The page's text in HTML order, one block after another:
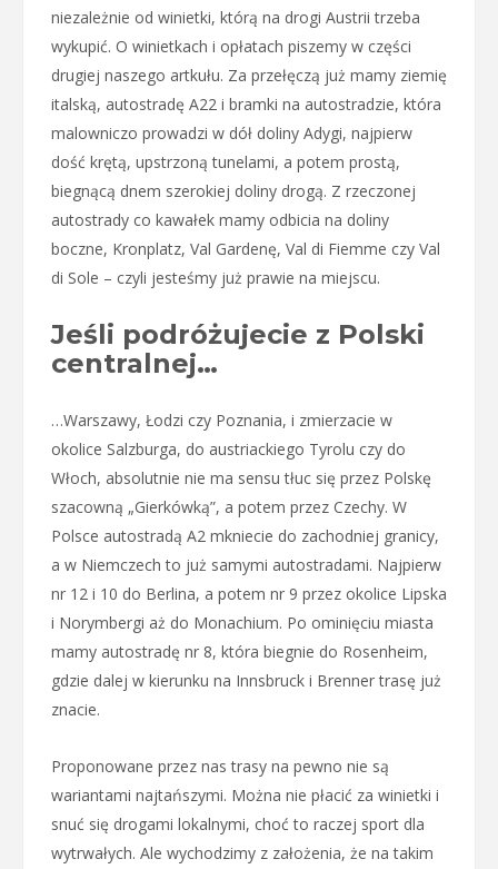
niezależnie od winietki, którą na drogi Austrii trzeba
wykupić. O winietkach i opłatach piszemy w części
drugiej naszego artkułu. Za przełęczą już mamy ziemię
italską, autostradę A22 i bramki na autostradzie, która
malowniczo prowadzi w dół doliny Adygi, najpierw
dość krętą, upstrzoną tunelami, a potem prostą,
biegnącą dnem szerokiej doliny drogą. Z rzeczonej
autostrady co kawałek mamy odbicia na doliny
boczne, Kronplatz, Val Gardenę, Val di Fiemme czy Val
di Sole – czyli jesteśmy już prawie na miejscu.
Jeśli podróżujecie z Polski
centralnej…
…Warszawy, Łodzi czy Poznania, i zmierzacie w
okolice Salzburga, do austriackiego Tyrolu czy do
Włoch, absolutnie nie ma sensu tłuc się przez Polskę
szacowną „Gierkówką”, a potem przez Czechy. W
Polsce autostradą A2 mkniecie do zachodniej granicy,
a w Niemczech to już samymi autostradami. Najpierw
nr 12 i 10 do Berlina, a potem nr 9 przez okolice Lipska
i Norymbergi aż do Monachium. Po ominięciu miasta
mamy autostradę nr 8, która biegnie do Rosenheim,
gdzie dalej w kierunku na Innsbruck i Brenner trasę już
znacie.
Proponowane przez nas trasy na pewno nie są
wariantami najtańszymi. Można nie płacić za winietki i
snuć się drogami lokalnymi, choć to raczej sport dla
wytrwałych. Ale wychodzimy z założenia, że na takim